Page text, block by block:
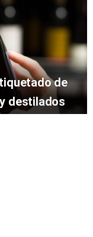
de
destilados